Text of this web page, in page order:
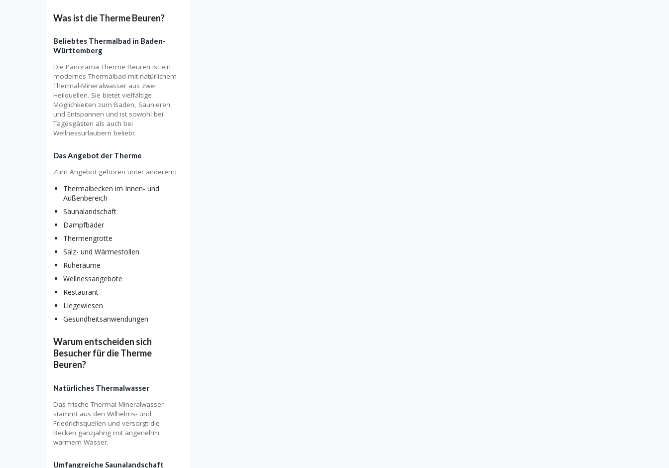
Was ist die Therme Beuren?
Beliebtes Thermalbad in Baden-
Württemberg
Die Panorama Therme Beuren ist ein
modernes Thermalbad mit natürlichem
Thermal-Mineralwasser aus zwei
Heilquellen. Sie bietet vielfältige
Möglichkeiten zum Baden, Saunieren
und Entspannen und ist sowohl bei
Tagesgästen als auch bei
Wellnessurlaubern beliebt.
Das Angebot der Therme
Zum Angebot gehören unter anderem:
Thermalbecken im Innen- und
Außenbereich
Saunalandschaft
Dampfbäder
Thermengrotte
Salz- und Wärmestollen
Ruheräume
Wellnessangebote
Restaurant
Liegewiesen
Gesundheitsanwendungen
Warum entscheiden sich
Besucher für die Therme
Beuren?
Natürliches Thermalwasser
Das frische Thermal-Mineralwasser
stammt aus den Wilhelms- und
Friedrichsquellen und versorgt die
Becken ganzjährig mit angenehm
warmem Wasser.
Umfangreiche Saunalandschaft